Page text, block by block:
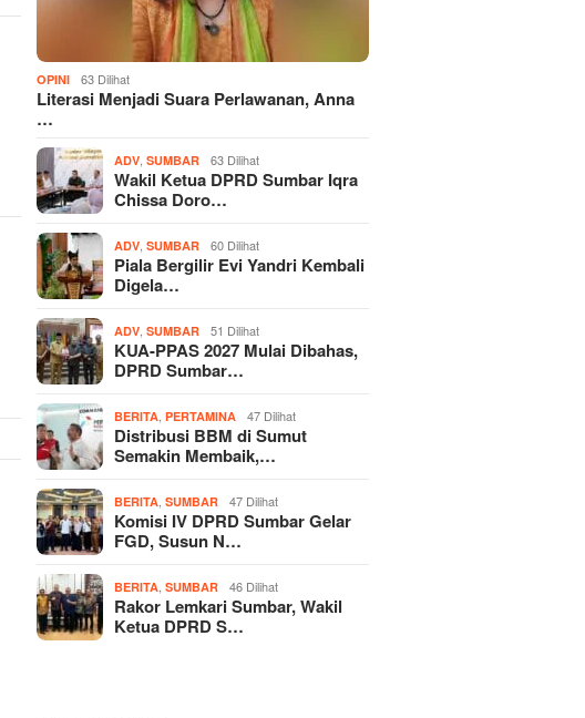
OPINI 63 Dilihat
Literasi Menjadi Suara Perlawanan, Anna
…
ADV ,SUMBAR 63 Dilihat
Wakil Ketua DPRD Sumbar Iqra
Chissa Doro…
ADV ,SUMBAR 60 Dilihat
Piala Bergilir Evi Yandri Kembali
Digela…
ADV ,SUMBAR 51 Dilihat
KUA-PPAS 2027 Mulai Dibahas,
DPRD Sumbar…
BERITA ,PERTAMINA 47 Dilihat
Distribusi BBM di Sumut
Semakin Membaik,…
BERITA ,SUMBAR 47 Dilihat
Komisi IV DPRD Sumbar Gelar
FGD, Susun N…
BERITA ,SUMBAR 46 Dilihat
Rakor Lemkari Sumbar, Wakil
Ketua DPRD S…